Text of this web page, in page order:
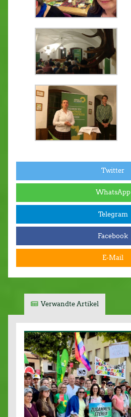
Twitter
WhatsApp
Telegram
Facebook
E-Mail
Verwandte Artikel